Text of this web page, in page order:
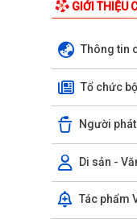
GIỚI THIỆU
Thông tin
Tổ chức
Người
Di sản -
Tác phẩm